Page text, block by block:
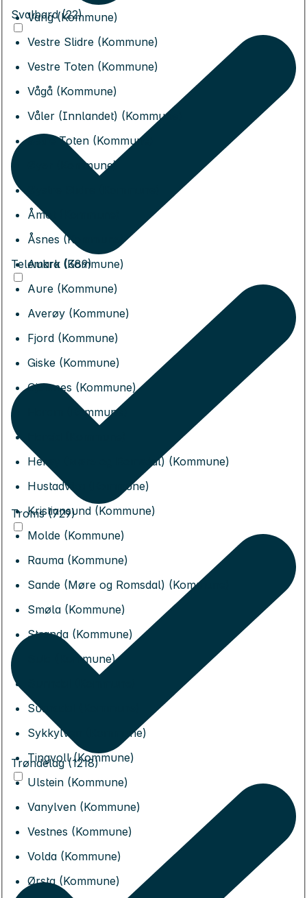
Vang (Kommune)
Vestre Slidre (Kommune)
Vestre Toten (Kommune)
Vågå (Kommune)
Våler (Innlandet) (Kommune)
Østre Toten (Kommune)
Øyer (Kommune)
Åmot (Kommune)
Åsnes (Kommune)
Aukra (Kommune)
Aure (Kommune)
Averøy (Kommune)
Fjord (Kommune)
Giske (Kommune)
Gjemnes (Kommune)
Haram (Kommune)
Herøy (Møre og Romsdal) (Kommune)
Hustadvika (Kommune)
Kristiansund (Kommune)
Molde (Kommune)
Rauma (Kommune)
Sande (Møre og Romsdal) (Kommune)
Smøla (Kommune)
Stranda (Kommune)
Sula (Kommune)
Surnadal (Kommune)
Sykkylven (Kommune)
Tingvoll (Kommune)
Ulstein (Kommune)
Vanylven (Kommune)
Vestnes (Kommune)
Volda (Kommune)
Ørsta (Kommune)
Svalbard (22)
Telemark (389)
Troms (729)
Trøndelag (1218)